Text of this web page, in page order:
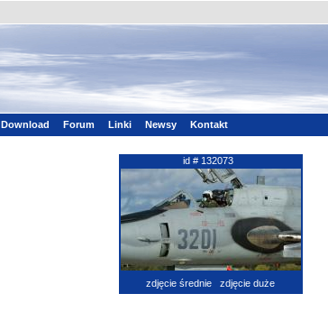
Download Forum Linki Newsy Kontakt
id # 132073
zdjęcie średnie zdjęcie duże